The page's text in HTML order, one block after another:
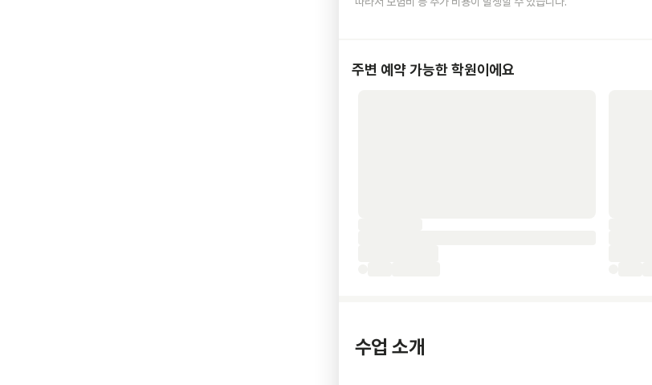
주변 예약 가능한 학원이에요
수업 소개